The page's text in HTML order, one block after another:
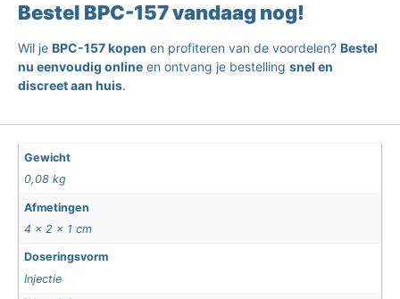
Bestel BPC-157 vandaag nog!
Wil je BPC-157 kopen en profiteren van de voordelen? Bestel
nu eenvoudig online en ontvang je bestelling snel en
discreet aan huis.
Gewicht
0,08 kg
Afmetingen
4 × 2 × 1 cm
Doseringsvorm
Injectie